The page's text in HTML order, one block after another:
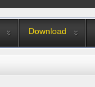
Download